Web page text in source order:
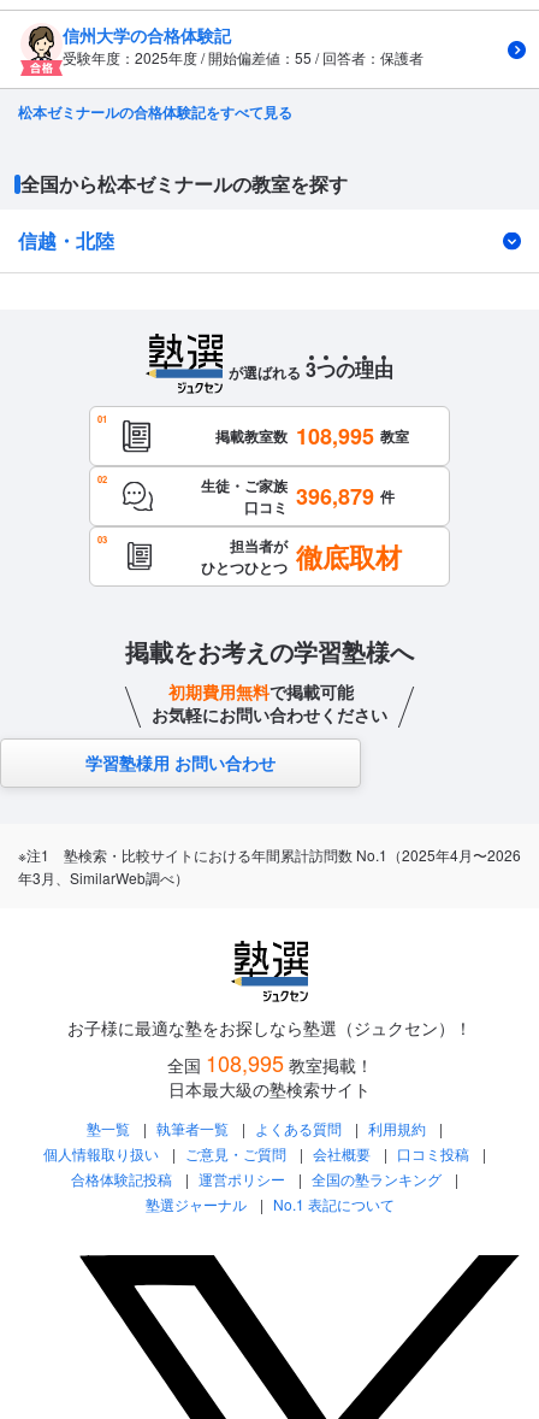
信州大学の合格体験記
受験年度：2025年度 / 開始偏差値：55 / 回答者：保護者
松本ゼミナールの合格体験記をすべて見る
全国から松本ゼミナールの教室を探す
信越・北陸
が選ばれる 3つの理由
掲載教室数 108,995 教室
生徒・ご家族
口コミ 396,879 件
担当者が
ひとつひとつ 徹底取材
掲載をお考えの学習塾様へ
初期費用無料で掲載可能
お気軽にお問い合わせください
学習塾様用 お問い合わせ
※注1 塾検索・比較サイトにおける年間累計訪問数 No.1（2025年4月〜2026
年3月、SimilarWeb調べ）
お子様に最適な塾をお探しなら塾選（ジュクセン）！
全国 108,995 教室掲載！
日本最大級の塾検索サイト
塾一覧 執筆者一覧 よくある質問
利用規約
個人情報取り扱い
ご意見・ご質問 会社概要
口コミ投稿
合格体験記投稿
運営ポリシー
全国の塾ランキング
塾選ジャーナル
No.1 表記について